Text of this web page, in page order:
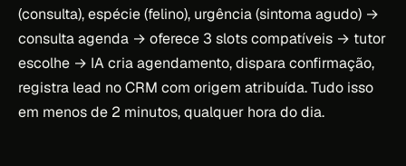
(consulta), espécie (felino), urgência (sintoma agudo) →
consulta agenda → oferece 3 slots compatíveis → tutor
escolhe → IA cria agendamento, dispara confirmação,
registra lead no CRM com origem atribuída. Tudo isso
em menos de 2 minutos, qualquer hora do dia.